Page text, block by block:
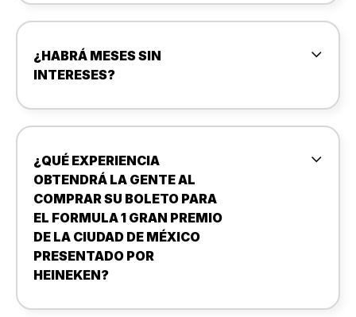
¿HABRÁ MESES SIN
INTERESES?
¿QUÉ EXPERIENCIA
OBTENDRÁ LA GENTE AL
COMPRAR SU BOLETO PARA
EL FORMULA 1 GRAN PREMIO
DE LA CIUDAD DE MÉXICO
PRESENTADO POR
HEINEKEN?